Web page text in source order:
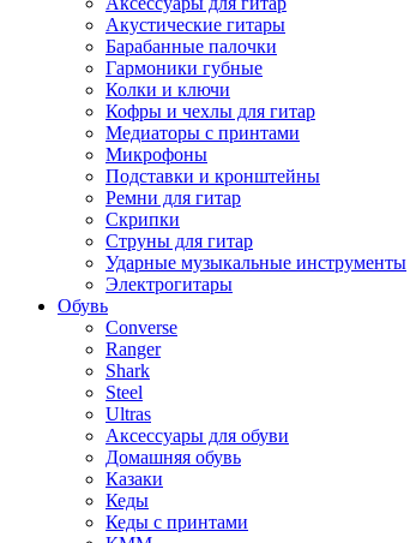
Акустические гитары
Барабанные палочки
Гармоники губные
Колки и ключи
Кофры и чехлы для гитар
Медиаторы с принтами
Микрофоны
Подставки и кронштейны
Ремни для гитар
Скрипки
Струны для гитар
Ударные музыкальные инструменты
Электрогитары
Обувь
Converse
Ranger
Shark
Steel
Ultras
Аксессуары для обуви
Домашняя обувь
Казаки
Кеды
Кеды с принтами